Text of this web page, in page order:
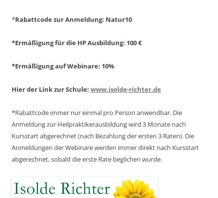
*Rabattcode zur Anmeldung: Natur10
*Ermäßigung für die HP Ausbildung: 100 €
*Ermäßigung auf Webinare: 10%
Hier der Link zur Schule: www.isolde-richter.de
*Rabattcode immer nur einmal pro Person anwendbar. Die
Anmeldung zur Heilpraktikerausbildung wird 3 Monate nach
Kursstart abgerechnet(nach Bezahlung der ersten 3 Raten). Die
Anmeldungen der Webinare werden immer direkt nach Kursstart
abgerechnet,sobald die erste Rate beglichen wurde.